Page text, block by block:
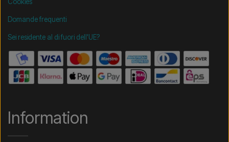
Domande frequenti
Sei residente al di fuori dell'UE?
Information